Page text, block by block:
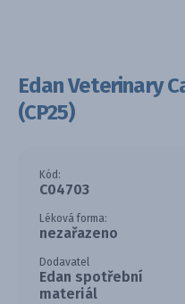
Edan Veterinary
(CP25)
Kód:
C04703
Léková forma:
nezařazeno
Dodavatel
Edan spotřební
materiál